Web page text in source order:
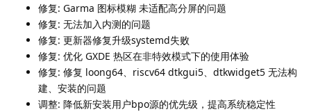
修复: Garma 图标模糊 未适配高分屏的问题
修复: 无法加入内测的问题
修复: 更新器修复升级systemd失败
修复: 优化 GXDE 热区在非特效模式下的使用体验
修复: 修复 loong64、riscv64 dtkgui5、dtkwidget5 无法构
建、安装的问题
调整: 降低新安装用户bpo源的优先级，提高系统稳定性